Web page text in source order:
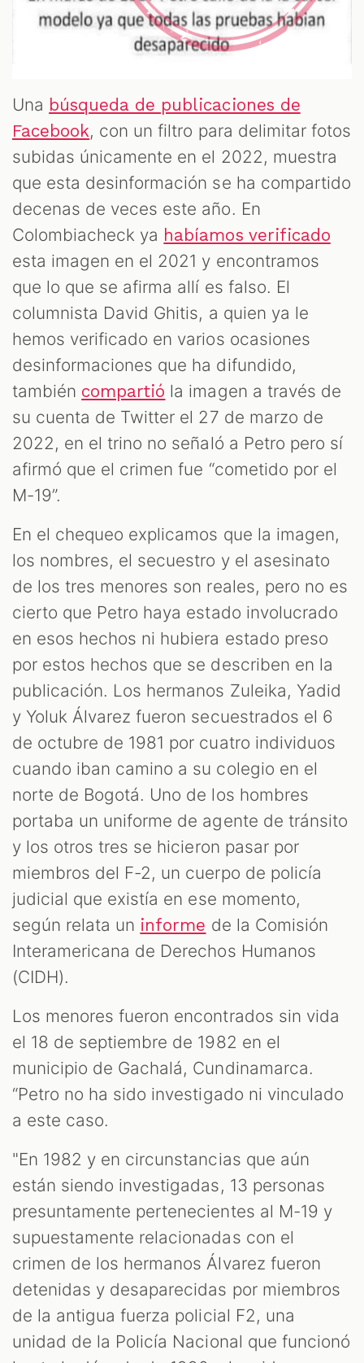
Una búsqueda de publicaciones de
Facebook, con un filtro para delimitar fotos
subidas únicamente en el 2022, muestra
que esta desinformación se ha compartido
decenas de veces este año. En
Colombiacheck ya habíamos verificado
esta imagen en el 2021 y encontramos
que lo que se afirma allí es falso. El
columnista David Ghitis, a quien ya le
hemos verificado en varios ocasiones
desinformaciones que ha difundido,
también compartió la imagen a través de
su cuenta de Twitter el 27 de marzo de
2022, en el trino no señaló a Petro pero sí
afirmó que el crimen fue “cometido por el
M-19”.
En el chequeo explicamos que la imagen,
los nombres, el secuestro y el asesinato
de los tres menores son reales, pero no es
cierto que Petro haya estado involucrado
en esos hechos ni hubiera estado preso
por estos hechos que se describen en la
publicación. Los hermanos Zuleika, Yadid
y Yoluk Álvarez fueron secuestrados el 6
de octubre de 1981 por cuatro individuos
cuando iban camino a su colegio en el
norte de Bogotá. Uno de los hombres
portaba un uniforme de agente de tránsito
y los otros tres se hicieron pasar por
miembros del F-2, un cuerpo de policía
judicial que existía en ese momento,
según relata un informe de la Comisión
Interamericana de Derechos Humanos
(CIDH).
Los menores fueron encontrados sin vida
el 18 de septiembre de 1982 en el
municipio de Gachalá, Cundinamarca.
“Petro no ha sido investigado ni vinculado
a este caso.
"En 1982 y en circunstancias que aún
están siendo investigadas, 13 personas
presuntamente pertenecientes al M-19 y
supuestamente relacionadas con el
crimen de los hermanos Álvarez fueron
detenidas y desaparecidas por miembros
de la antigua fuerza policial F2, una
unidad de la Policía Nacional que funcionó